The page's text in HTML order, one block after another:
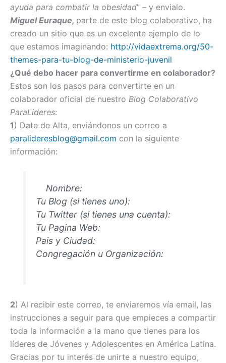
ayuda para combatir la obesidad” – y envialo.
Miguel Euraque, parte de este blog colaborativo, ha
creado un sitio que es un excelente ejemplo de lo
que estamos imaginando: http://vidaextrema.org/50-
themes-para-tu-blog-de-ministerio-juvenil
¿Qué debo hacer para convertirme en colaborador?
Estos son los pasos para convertirte en un
colaborador oficial de nuestro Blog Colaborativo
ParaLideres:
1) Date de Alta, enviándonos un correo a
paralideresblog@gmail.com con la siguiente
información:
Nombre:
Tu Blog (si tienes uno):
Tu Twitter (si tienes una cuenta):
Tu Pagina Web:
Pais y Ciudad:
Congregación u Organización:
2) Al recibir este correo, te enviaremos vía email, las
instrucciones a seguir para que empieces a compartir
toda la información a la mano que tienes para los
líderes de Jóvenes y Adolescentes en América Latina.
Gracias por tu interés de unirte a nuestro equipo,